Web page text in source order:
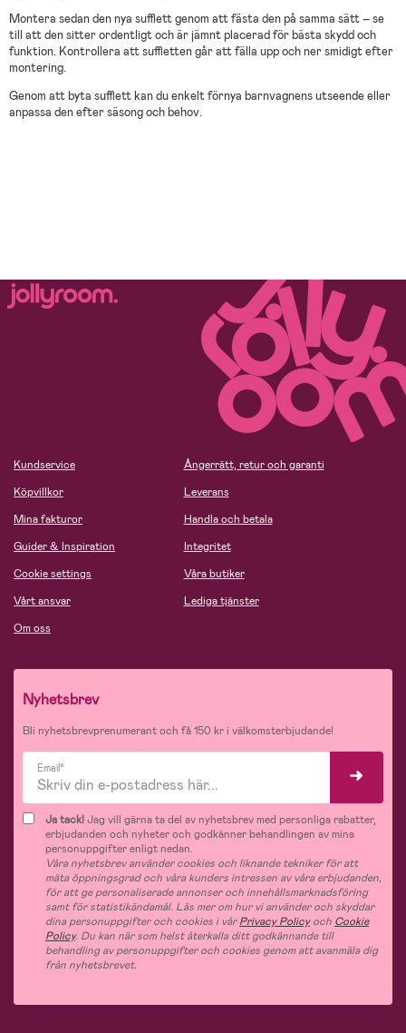
Montera sedan den nya sufflett genom att fästa den på samma sätt – se
till att den sitter ordentligt och är jämnt placerad för bästa skydd och
funktion. Kontrollera att suffletten går att fälla upp och ner smidigt efter
montering.
Genom att byta sufflett kan du enkelt förnya barnvagnens utseende eller
anpassa den efter säsong och behov.
Kundservice
Köpvillkor
Mina fakturor
Guider & Inspiration
Cookie settings
Vårt ansvar
Om oss
Ångerrätt, retur och garanti
Leverans
Handla och betala
Integritet
Våra butiker
Lediga tjänster
Nyhetsbrev
Bli nyhetsbrevprenumerant och få 150 kr i välkomsterbjudande!
Email*
Ja tack!Jag vill gärna ta del av nyhetsbrev med personliga rabatter,
erbjudanden och nyheter och godkänner behandlingen av mina
personuppgifter enligt nedan.
Våra nyhetsbrev använder cookies och liknande tekniker för att
mäta öppningsgrad och våra kunders intressen av våra erbjudanden,
för att ge personaliserade annonser och innehållsmarknadsföring
samt för statistikändamål. Läs mer om hur vi använder och skyddar
dina personuppgifter och cookies i vårPrivacy Policyoch Cookie
Policy. Du kan när som helst återkalla ditt godkännande till
behandling av personuppgifter och cookies genom att avanmäla dig
från nyhetsbrevet.